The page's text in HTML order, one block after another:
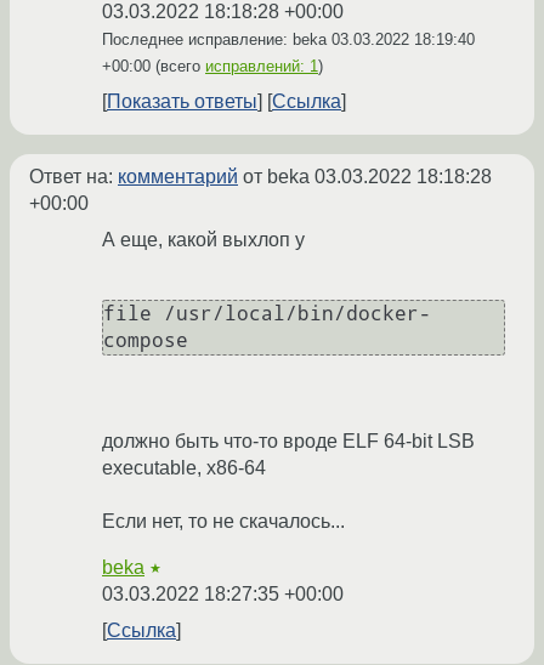
03.03.2022 18:18:28 +00:00
Последнее исправление: beka 03.03.2022 18:19:40
+00:00 (всего исправлений: 1)
Показать ответы Ссылка
Ответ на: комментарий от beka 03.03.2022 18:18:28
+00:00
А еще, какой выхлоп у
file /usr/local/bin/docker-
должно быть что-то вроде ELF 64-bit LSB
executable, x86-64
Если нет, то не скачалось...
beka ★
03.03.2022 18:27:35 +00:00
Ссылка